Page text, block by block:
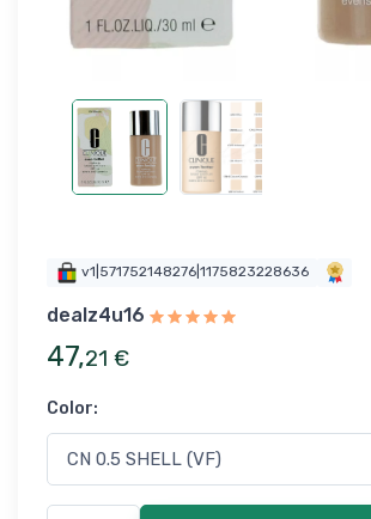
v1|571752148276|1175823228636
dealz4u16
47,21 €
Color: